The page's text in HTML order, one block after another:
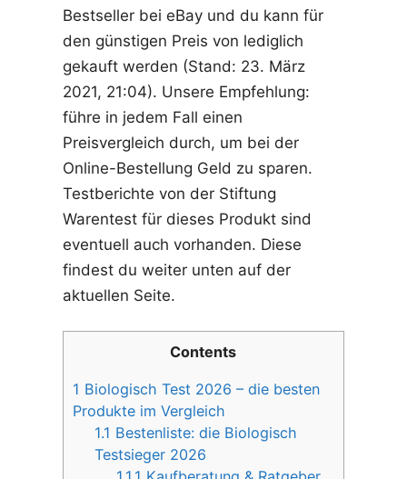
Bestseller bei eBay und du kann für
den günstigen Preis von lediglich
gekauft werden (Stand: 23. März
2021, 21:04). Unsere Empfehlung:
führe in jedem Fall einen
Preisvergleich durch, um bei der
Online-Bestellung Geld zu sparen.
Testberichte von der Stiftung
Warentest für dieses Produkt sind
eventuell auch vorhanden. Diese
findest du weiter unten auf der
aktuellen Seite.
Contents
1 Biologisch Test 2026 – die besten
Produkte im Vergleich
1.1 Bestenliste: die Biologisch
Testsieger 2026